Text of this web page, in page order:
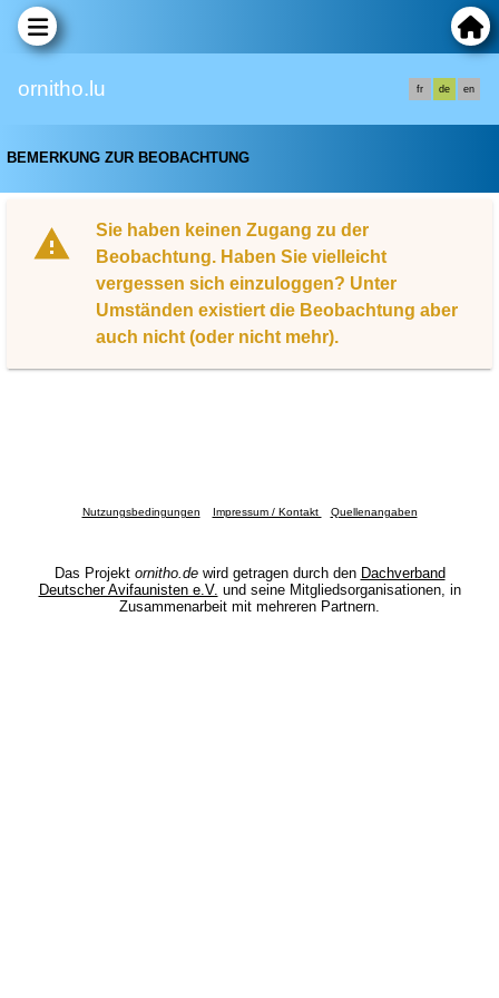
ornitho.lu fr de en
BEMERKUNG ZUR BEOBACHTUNG
Sie haben keinen Zugang zu der
Beobachtung. Haben Sie vielleicht
vergessen sich einzuloggen? Unter
Umständen existiert die Beobachtung aber
auch nicht (oder nicht mehr).
Nutzungsbedingungen Impressum / Kontakt Quellenangaben
Das Projekt ornitho.dewird getragen durch den Dachverband
Deutscher Avifaunisten e.V. und seine Mitgliedsorganisationen, in
Zusammenarbeit mit mehreren Partnern.